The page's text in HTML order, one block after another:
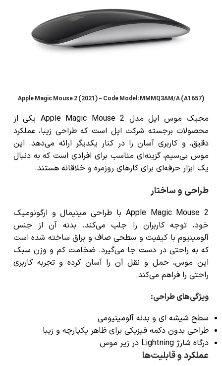
Apple Magic Mouse 2 (2021) – Code Model: MMMQ3AM/A (A1657)
مجیک موس اپل مدل Apple Magic Mouse 2 یکی از
محصولات برجسته شرکت اپل است که طراحی زیبا، عملکرد
دقیق، و کاربری آسان را در کنار یکدیگر ارائه می‌دهد. این
موس بی‌سیم، گزینه‌ای مناسب برای افرادی است که به دنبال
یک ابزار حرفه‌ای برای کارهای روزمره و خلاقانه هستند.
طراحی و ساختار
Apple Magic Mouse 2 با طراحی مینیمال و ارگونومیک
خود، توجه کاربران را جلب می‌کند. بدنه آن از جنس
آلومینیوم با کیفیت و سطحی صاف و براق ساخته شده است
که به راحتی در دست جا می‌گیرد. ضخامت کم و وزن سبک
این موس، حمل و نقل آن را آسان کرده و تجربه کاربری
راحتی را فراهم می‌کند.
ویژگی‌های طراحی:
سطح شیشه ای و بدنه آلومینیومی
طراحی بدون دکمه فیزیکی برای ظاهر یکپارچه و زیبا
درگاه شارژ Lightning در زیر موس
عملکرد و قابلیت‌ها